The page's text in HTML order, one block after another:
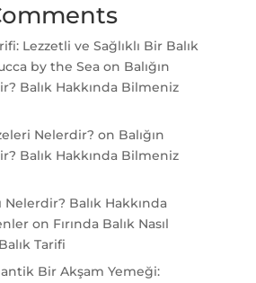
Lezzetli ve Sağlıklı Bir Balık
by the Seaon Balığın
Balık Hakkında Bilmeniz
Nelerdir? on Balığın
Balık Hakkında Bilmeniz
Nelerdir? Balık Hakkında
on Fırında Balık Nasıl
Tarifi
Bir Akşam Yemeği: